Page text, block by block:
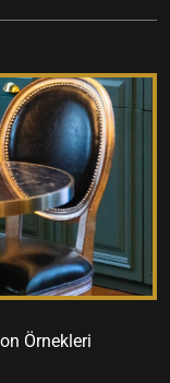
Örnekleri